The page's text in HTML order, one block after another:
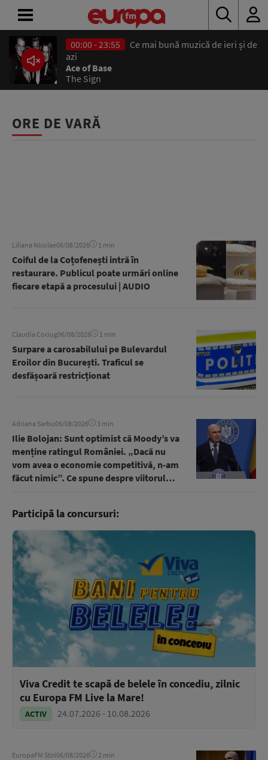
00:00 - 23:55
Ce mai bună muzică de ieri și de
azi
Ace of Base
The Sign
ORE DE VARĂ
Liliana Nicolae06/08/2026 1 min
Coiful de la Coțofenești intră în
restaurare. Publicul poate urmări online
fiecare etapă a procesului | AUDIO
Claudia Cociug06/08/2026 1 min
Surpare a carosabilului pe Bulevardul
Eroilor din București. Traficul se
desfășoară restricționat
Adriana Sarbu06/08/2026 3 min
Ilie Bolojan: Sunt optimist că Moody’s va
menține ratingul României. „Dacă nu
vom avea o economie competitivă, n-am
făcut nimic”. Ce spune despre viitorul
Participă la concursuri:
Viva Credit te scapă de belele în concediu, zilnic
cu Europa FM Live la Mare!
ACTIV 24.07.2026 - 10.08.2026
EuropaFM Stiri06/08/2026 2 min
ACASĂ
ȘTIRI